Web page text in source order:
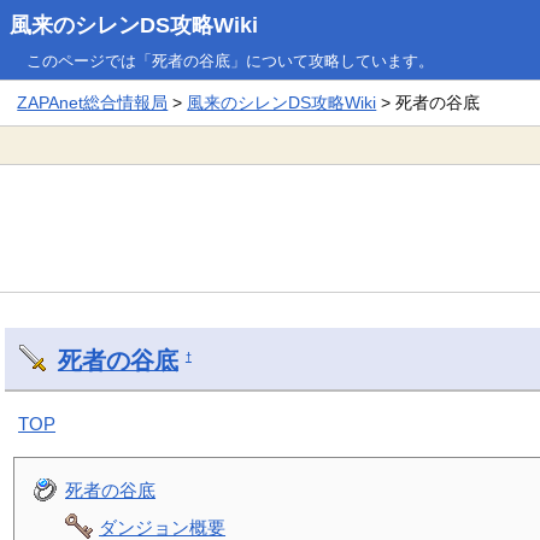
風来のシレンDS攻略Wiki
このページでは「死者の谷底」について攻略しています。
ZAPAnet総合情報局 > 風来のシレンDS攻略Wiki > 死者の谷底
死者の谷底 †
TOP
死者の谷底
ダンジョン概要